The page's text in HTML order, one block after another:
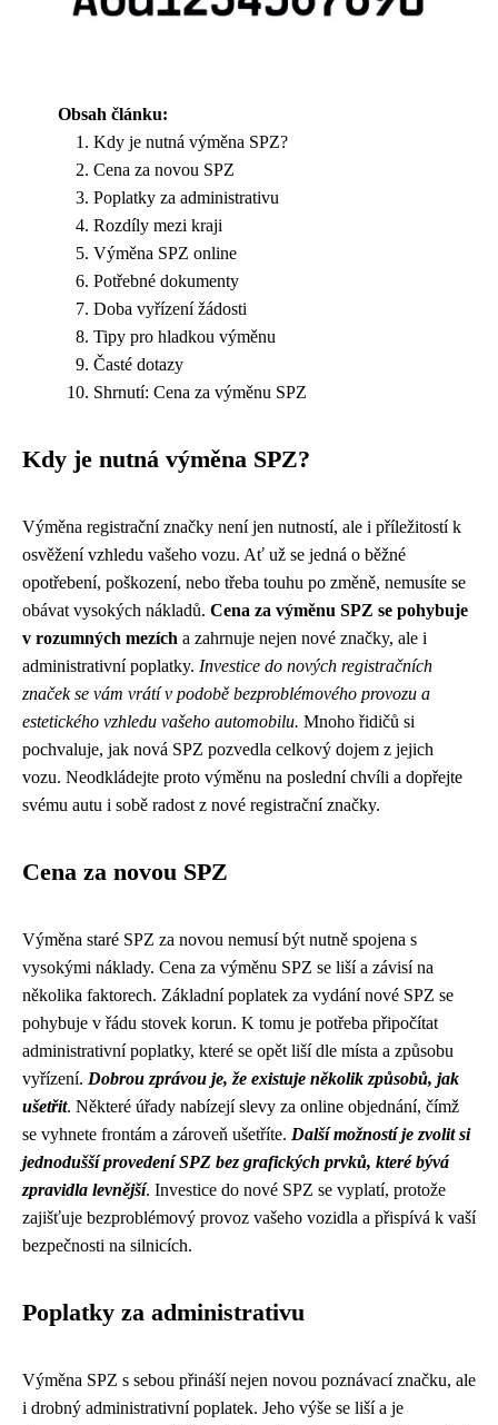
Obsah článku:
Kdy je nutná výměna SPZ?
Cena za novou SPZ
Poplatky za administrativu
Rozdíly mezi kraji
Výměna SPZ online
Potřebné dokumenty
Doba vyřízení žádosti
Tipy pro hladkou výměnu
Časté dotazy
Shrnutí: Cena za výměnu SPZ
Kdy je nutná výměna SPZ?
Výměna registrační značky není jen nutností, ale i příležitostí k
osvěžení vzhledu vašeho vozu. Ať už se jedná o běžné
opotřebení, poškození, nebo třeba touhu po změně, nemusíte se
obávat vysokých nákladů. Cena za výměnu SPZ se pohybuje
v rozumných mezích a zahrnuje nejen nové značky, ale i
administrativní poplatky. Investice do nových registračních
značek se vám vrátí v podobě bezproblémového provozu a
estetického vzhledu vašeho automobilu. Mnoho řidičů si
pochvaluje, jak nová SPZ pozvedla celkový dojem z jejich
vozu. Neodkládejte proto výměnu na poslední chvíli a dopřejte
svému autu i sobě radost z nové registrační značky.
Cena za novou SPZ
Výměna staré SPZ za novou nemusí být nutně spojena s
vysokými náklady. Cena za výměnu SPZ se liší a závisí na
několika faktorech. Základní poplatek za vydání nové SPZ se
pohybuje v řádu stovek korun. K tomu je potřeba připočítat
administrativní poplatky, které se opět liší dle místa a způsobu
vyřízení. Dobrou zprávou je, že existuje několik způsobů, jak
ušetřit. Některé úřady nabízejí slevy za online objednání, čímž
se vyhnete frontám a zároveň ušetříte. Další možností je zvolit si
jednodušší provedení SPZ bez grafických prvků, které bývá
zpravidla levnější. Investice do nové SPZ se vyplatí, protože
zajišťuje bezproblémový provoz vašeho vozidla a přispívá k vaší
bezpečnosti na silnicích.
Poplatky za administrativu
Výměna SPZ s sebou přináší nejen novou poznávací značku, ale
i drobný administrativní poplatek. Jeho výše se liší a je